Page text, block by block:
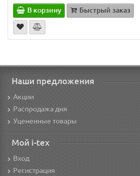
В корзину Быстрый заказ
Наши предложения
Акции
Распродажа дня
Уцененные товары
Мой i-tex
Вход
Регистрация